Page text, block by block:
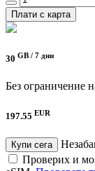
Плати с карта
30 GB / 7 дни
Без ограничение
197.55 EUR
Купи сега
Проверих и